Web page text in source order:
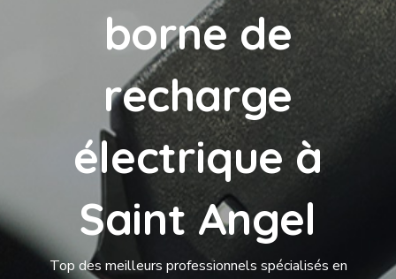
borne de
recharge
électrique à
Saint Angel
Top des meilleurs professionnels spécialisés en